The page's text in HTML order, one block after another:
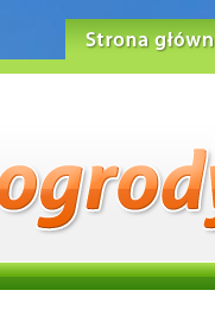
Strona główna